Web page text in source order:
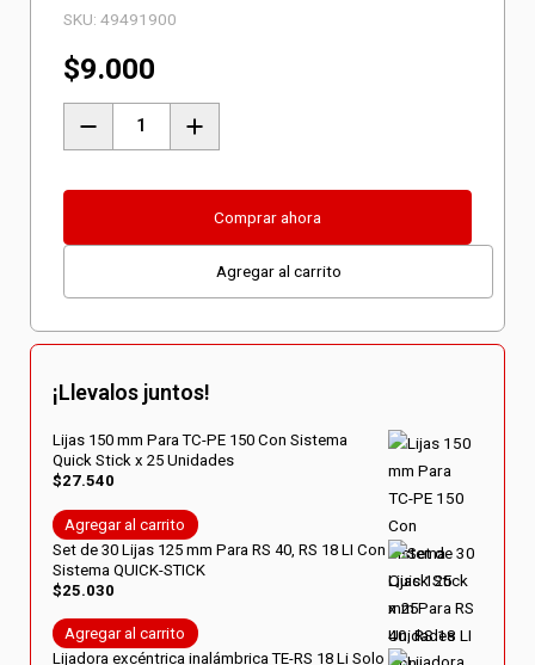
SKU:49491900
$9.000
de
Ø
QUICK-
Perforados
Surtidos
cantidad
Comprar ahora
Agregar al carrito
¡Llevalos juntos!
Lijas 150 mm Para TC-PE 150 Con Sistema
Quick Stick x 25 Unidades
$27.540
Agregar al carrito
Set de 30 Lijas 125 mm Para RS 40, RS 18 LI Con
Sistema QUICK-STICK
$25.030
Agregar al carrito
Lijadora excéntrica inalámbrica TE-RS 18 Li Solo